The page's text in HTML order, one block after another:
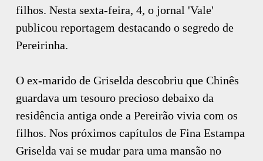
filhos. Nesta sexta-feira, 4, o jornal 'Vale'
publicou reportagem destacando o segredo de
Pereirinha.
O ex-marido de Griselda descobriu que Chinês
guardava um tesouro precioso debaixo da
residência antiga onde a Pereirão vivia com os
filhos. Nos próximos capítulos de Fina Estampa
Griselda vai se mudar para uma mansão no